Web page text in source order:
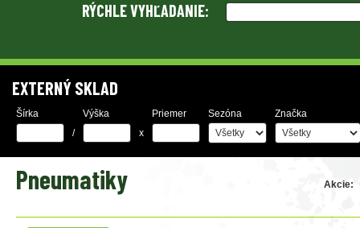
RÝCHLE VYHĽADANIE:
EXTERNÝ SKLAD
Šírka Výška Priemer Sezóna
Značka
/
x
Pneumatiky Akcie: